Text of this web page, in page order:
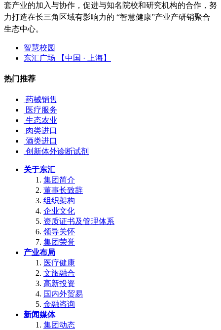
套产业的加入与协作，促进与知名院校和研究机构的合作，努
力打造在长三角区域有影响力的 “智慧健康”产业产研销聚合
生态中心。
智慧校园
东汇广场 【中国 · 上海】
热门推荐
药械销售
医疗服务
生态农业
肉类进口
酒类进口
创新体外诊断试剂
关于东汇
集团简介
董事长致辞
组织架构
企业文化
资质证书及管理体系
领导关怀
集团荣誉
产业布局
医疗健康
文旅融合
高新投资
国内外贸易
金融咨询
新闻媒体
集团动态